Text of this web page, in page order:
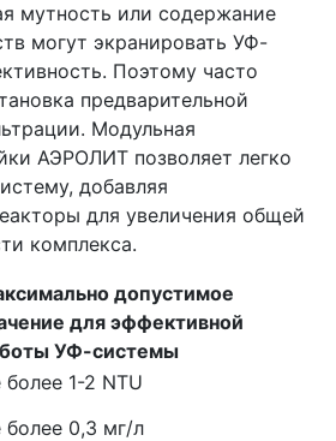
мутность или содержание
могут экранировать УФ-
Поэтому часто
предварительной
Модульная
АЭРОЛИТ позволяет легко
добавляя
для увеличения общей
комплекса.
допустимое
для эффективной
УФ-системы
более 1-2 NTU
более 0,3 мг/л